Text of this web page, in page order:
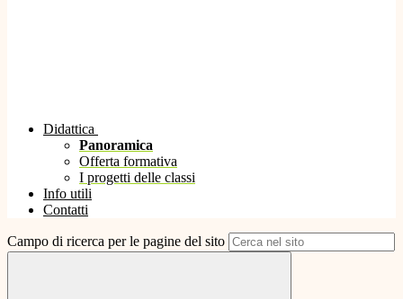
Didattica
Panoramica
Offerta formativa
I progetti delle classi
Info utili
Contatti
Campo di ricerca per le pagine del sito